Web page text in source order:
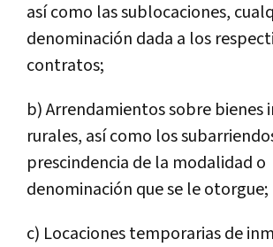
así como las sublocaciones,
denominación dada a los
contratos;
b) Arrendamientos sobre bienes
rurales, así como los
prescindencia de la modalidad o
denominación que se le otorgue;
c) Locaciones temporarias de